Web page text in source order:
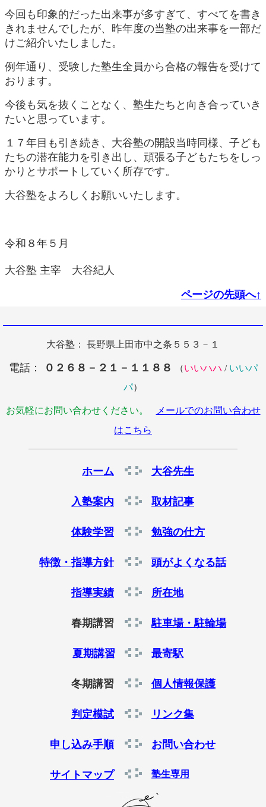
今回も印象的だった出来事が多すぎて、すべてを書き
きれませんでしたが、昨年度の当塾の出来事を一部だ
けご紹介いたしました。
例年通り、受験した塾生全員から合格の報告を受けて
おります。
今後も気を抜くことなく、塾生たちと向き合っていき
たいと思っています。
１７年目も引き続き、大谷塾の開設当時同様、子ども
たちの潜在能力を引き出し、頑張る子どもたちをしっ
かりとサポートしていく所存です。
大谷塾をよろしくお願いいたします。
令和８年５月
大谷塾 主宰 大谷紀人
ページの先頭へ↑
大谷塾： 長野県上田市中之条５５３－１
電話： ０２６８－２１－１１８８ （いいハハ / いいパ
パ）
お気軽にお問い合わせください。
メールでのお問い合わせ
はこちら
ホーム 大谷先生
入塾案内 取材記事
体験学習 勉強の仕方
特徴・指導方針 頭がよくなる話
指導実績 所在地
春期講習 駐車場・駐輪場
夏期講習 最寄駅
冬期講習 個人情報保護
判定模試 リンク集
申し込み手順 お問い合わせ
サイトマップ 塾生専用